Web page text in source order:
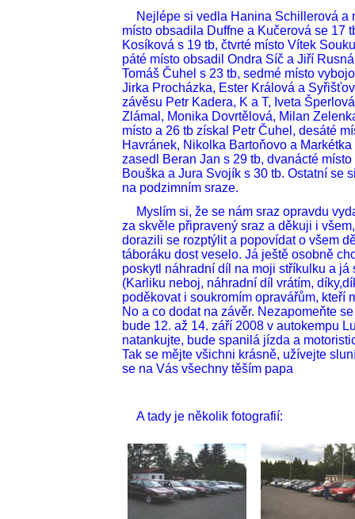
Nejlépe si vedla Hanina Schillerová a
místo obsadila Duffne a Kučerová se 17
Kosíková s 19 tb, čtvrté místo Vítek
páté místo obsadil Ondra Síč a Jiří
Tomáš Čuhel s 23 tb, sedmé místo
Jirka Procházka, Ester Králová a
závěsu Petr Kadera, K a T, Iveta
Zlámal, Monika Dovrtělová, Milan
místo a 26 tb získal Petr Čuhel, desáté
Havránek, Nikolka Bartoňovo a
zasedl Beran Jan s 29 tb, dvanácté
Bouška a Jura Svojík s 30 tb. Ostatní se
na podzimním sraze.
Myslím si, že se nám sraz opravdu
za skvěle připravený sraz a děkuji i
dorazili se rozptýlit a popovídat o všem
táboráku dost veselo. Já ještě osobně
poskytl náhradní díl na moji stříkulku a
(Karliku neboj, náhradní díl vrátím,
poděkovat i soukromím opravářům, kteří
No a co dodat na závěr. Nezapomeňte
bude 12. až 14. září 2008 v autokempu
natankujte, bude spanilá jízda a
Tak se mějte všichni krásně, užívejte
se na Vás všechny těším papa
A tady je několik fotografií: